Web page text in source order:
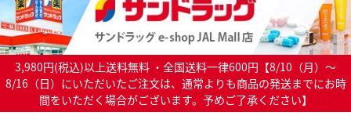
3,980円(税込)以上送料無料 ・全国送料一律600円【8/10（月）～
8/16（日）にいただいたご注文は、通常よりも商品の発送までにお時
間をいただく場合がございます。予めご了承ください】